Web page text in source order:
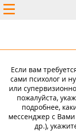
Если вам
сами психолог и
или
пожалуйста,
подробнее,
мессенджер с
др.),